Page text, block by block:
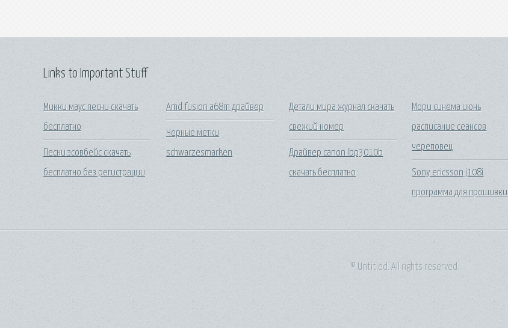
Links to Important Stuff
Микки маус песни скачать
бесплатно
Песни эсовбейс скачать
бесплатно без регистрации
Amd fusion a68m драйвер
Черные метки
schwarzesmarken
Детали мира журнал скачать
свежий номер
Драйвер canon lbp3010b
скачать бесплатно
Мори синема июнь
расписание сеансов
череповец
Sony ericsson j108i
программа для прошивки
© Untitled. All rights reserved.